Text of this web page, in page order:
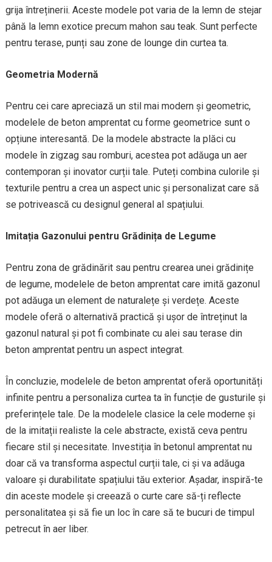
grija întreținerii. Aceste modele pot varia de la lemn de stejar
până la lemn exotice precum mahon sau teak. Sunt perfecte
pentru terase, punți sau zone de lounge din curtea ta.
Geometria Modernă
Pentru cei care apreciază un stil mai modern și geometric,
modelele de beton amprentat cu forme geometrice sunt o
opțiune interesantă. De la modele abstracte la plăci cu
modele în zigzag sau romburi, acestea pot adăuga un aer
contemporan și inovator curții tale. Puteți combina culorile și
texturile pentru a crea un aspect unic și personalizat care să
se potrivească cu designul general al spațiului.
Imitația Gazonului pentru Grădinița de Legume
Pentru zona de grădinărit sau pentru crearea unei grădinițe
de legume, modelele de beton amprentat care imită gazonul
pot adăuga un element de naturalețe și verdețe. Aceste
modele oferă o alternativă practică și ușor de întreținut la
gazonul natural și pot fi combinate cu alei sau terase din
beton amprentat pentru un aspect integrat.
În concluzie, modelele de beton amprentat oferă oportunități
infinite pentru a personaliza curtea ta în funcție de gusturile și
preferințele tale. De la modelele clasice la cele moderne și
de la imitații realiste la cele abstracte, există ceva pentru
fiecare stil și necesitate. Investiția în betonul amprentat nu
doar că va transforma aspectul curții tale, ci și va adăuga
valoare și durabilitate spațiului tău exterior. Așadar, inspiră-te
din aceste modele și creează o curte care să-ți reflecte
personalitatea și să fie un loc în care să te bucuri de timpul
petrecut în aer liber.